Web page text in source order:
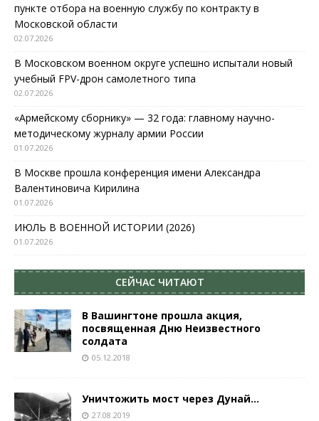
пункте отбора на военную службу по контракту в
Московской области
02.07.2026
В Московском военном округе успешно испытали новый
учебный FPV-дрон самолетного типа
02.07.2026
«Армейскому сборнику» — 32 года: главному научно-
методическому журналу армии России
01.07.2026
В Москве прошла конференция имени Александра
Валентиновича Кирилина
01.07.2026
ИЮЛЬ В ВОЕННОЙ ИСТОРИИ (2026)
01.07.2026
СЕЙЧАС ЧИТАЮТ
В Вашингтоне прошла акция,
посвященная Дню Неизвестного
солдата
05.12.2018
Уничтожить мост через Дунай…
27.08.2019